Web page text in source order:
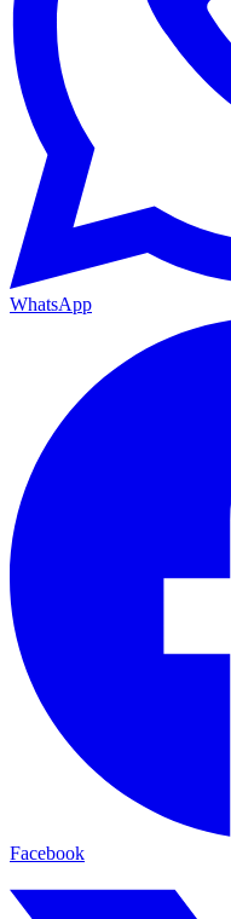
WhatsApp
Facebook